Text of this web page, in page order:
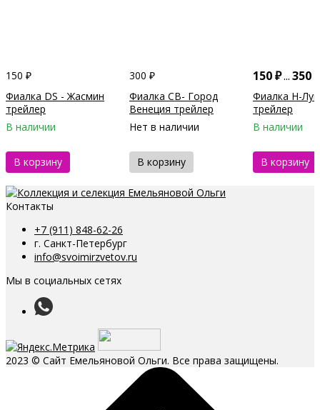
150 ₽
Фиалка DS - Жасмин
трейлер
В наличии
В корзину
300 ₽
Фиалка СВ- Город
Венеция трейлер
НОВИНКА 2023г
Нет в наличии
В корзину
150₽...350
Фиалка Н-
трейлер
В наличии
В корзину
Контакты
+7 (911) 848-62-26
г. Санкт-Петербург
info@svoimirzvetov.ru
Мы в социальных сетях
2023 © Сайт Емельяновой Ольги. Все права защищены.